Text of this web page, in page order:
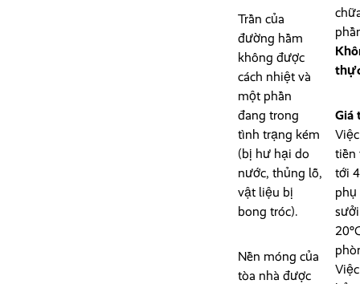
Trần của
đường hầm
không được
cách nhiệt và
một phần
đang trong
tình trạng kém
(bị hư hại do
nước, thủng lỗ,
vật liệu bị
bong tróc).
Nền móng của
tòa nhà được
Giá
tiền
tới
phụ